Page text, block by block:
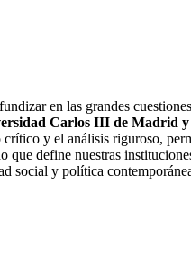
en las grandes
Carlos III de Madrid
y el análisis riguroso,
que define nuestras
social y política